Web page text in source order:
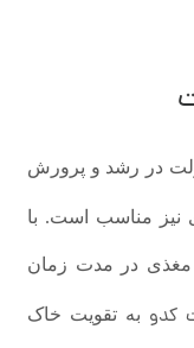
در رشد و پرورش
نیز مناسب است. با
مغذی در مدت زمان
کدو به تقویت خاک